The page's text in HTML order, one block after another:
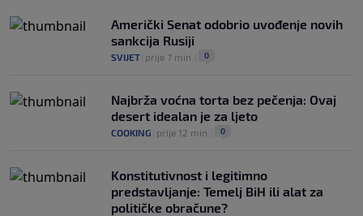
Američki Senat odobrio uvođenje novih
sankcija Rusiji
SVIJET prije 7 min. 0
Najbrža voćna torta bez pečenja: Ovaj
desert idealan je za ljeto
COOKING prije 12 min. 0
Konstitutivnost i legitimno
predstavljanje: Temelj BiH ili alat za
političke obračune?